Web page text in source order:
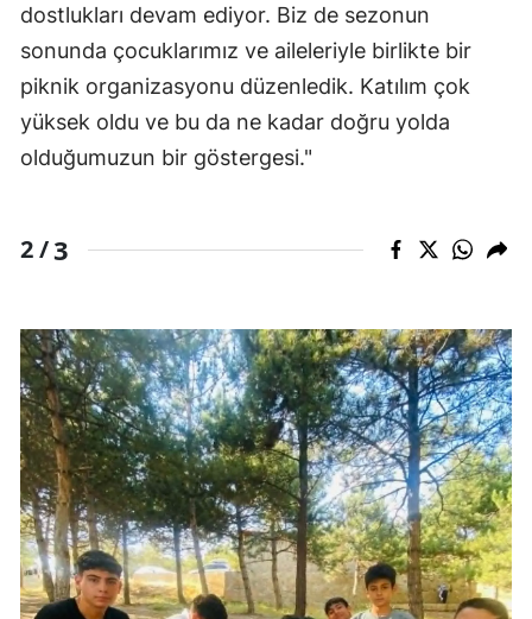
dostlukları devam ediyor. Biz de sezonun
sonunda çocuklarımız ve aileleriyle birlikte bir
piknik organizasyonu düzenledik. Katılım çok
yüksek oldu ve bu da ne kadar doğru yolda
olduğumuzun bir göstergesi."
2 /3